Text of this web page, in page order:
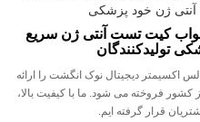
ژن خود پزشکی
کیت تست آنتی ژن سریع
تولیدکنندگان
اکسیمتر دیجیتال نوک انگشت را ارائه
فروخته می شود. ما با کیفیت بالا،
قرار گرفته ایم.